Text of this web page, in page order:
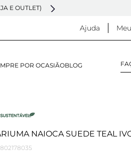
E OUTLET)
Ajuda
POR OCASIÃOBLOG
NAIOCA SUEDE TEAL